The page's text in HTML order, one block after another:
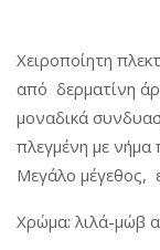
Χειροποίητη
από δερματίνη
μοναδικά
πλεγμένη με νήμα
Μεγάλο μέγεθος,
Χρώμα: λιλά-μώβ